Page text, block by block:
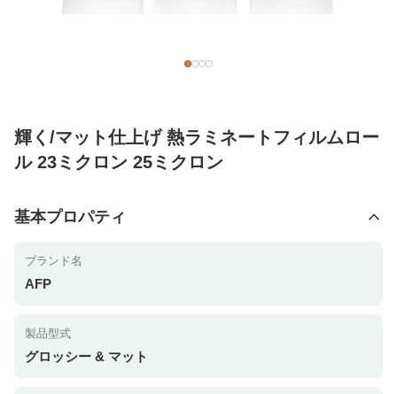
輝く/マット仕上げ 熱ラミネートフィルムロー
ル 23ミクロン 25ミクロン
基本プロパティ
ブランド名
AFP
製品型式
グロッシー & マット